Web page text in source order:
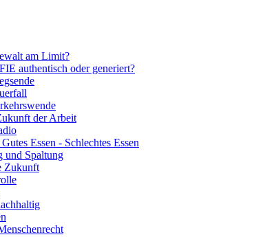
am Limit?
authentisch oder generiert?
der Arbeit
Essen - Schlechtes Essen
und Spaltung
Zukunft